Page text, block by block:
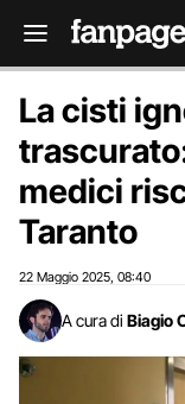
La cisti
medici
Taranto
22 Maggio 2025 08:40
A cura di Biagio